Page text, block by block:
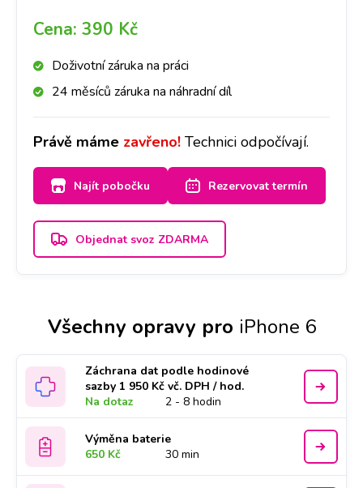
tomu, že heslo obrazovky slouží jako ochrana všech
dat, se při přehrání SW data automaticky smažou.
Cena: 390 Kč
Doživotní záruka na práci
24 měsíců záruka na náhradní díl
Právě máme zavřeno! Technici odpočívají.
Najít pobočku Rezervovat termín
Objednat svoz ZDARMA
Všechny opravy pro iPhone 6
Záchrana dat podle hodinové
sazby 1 950 Kč vč. DPH / hod.
Na dotaz
2 - 8 hodin
Výměna baterie
650 Kč
30 min